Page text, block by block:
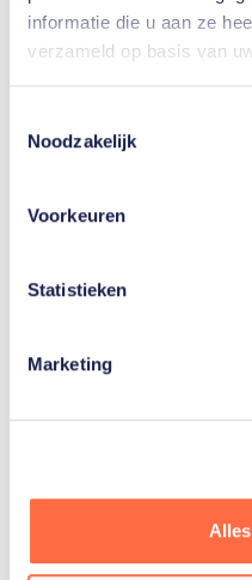
informatie die u aan ze
verzameld op basis van
Noodzakelijk
Voorkeuren
Statistieken
Marketing
Gerelateerde